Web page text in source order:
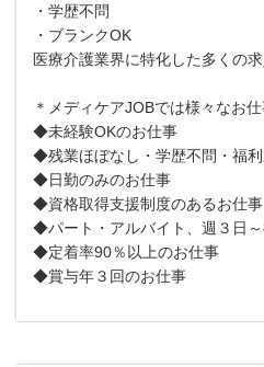
・学歴不問
・ブランクOK
医療介護業界に特化した多くの
＊メディケアJOBでは様々なお
◆未経験OKのお仕事
◆残業ほぼなし・学歴不問・福
◆日勤のみのお仕事
◆資格取得支援制度のあるお仕事
◆パート・アルバイト、週３日
◆定着率90％以上のお仕事
◆賞与年３回のお仕事